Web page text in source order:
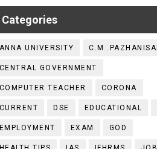
Categories
ANNA UNIVERSITY C.M
CENTRAL GOVERNMENT
COMPUTER TEACHER CORONA
CURRENT DSE EDUCATIONAL
EMPLOYMENT EXAM GOD